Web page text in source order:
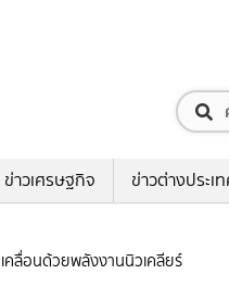
ข่าวเศรษฐกิจ ข่าวต่างประเ
ลื่อนด้วยพลังงานนิวเคลียร์